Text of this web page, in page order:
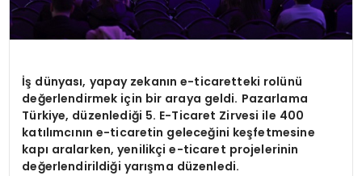
İş dünyası, yapay zekanın e-ticaretteki rolünü
değerlendirmek için bir araya geldi. Pazarlama
Türkiye, düzenlediği 5. E-Ticaret Zirvesi ile 400
katılımcının e-ticaretin geleceğini keşfetmesine
kapı aralarken, yenilikçi e-ticaret projelerinin
değerlendirildiği yarışma düzenledi.